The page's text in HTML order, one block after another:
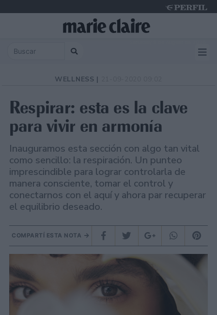
WELLNESS |
Respirar: esta es la clave
para vivir en armonía
Inauguramos esta sección con algo tan vital
como sencillo: la respiración. Un punteo
imprescindible para lograr controlarla de
manera consciente, tomar el control y
conectarnos con el aquí y ahora par recuperar
el equilibrio deseado.
COMPARTÍ ESTA NOTA